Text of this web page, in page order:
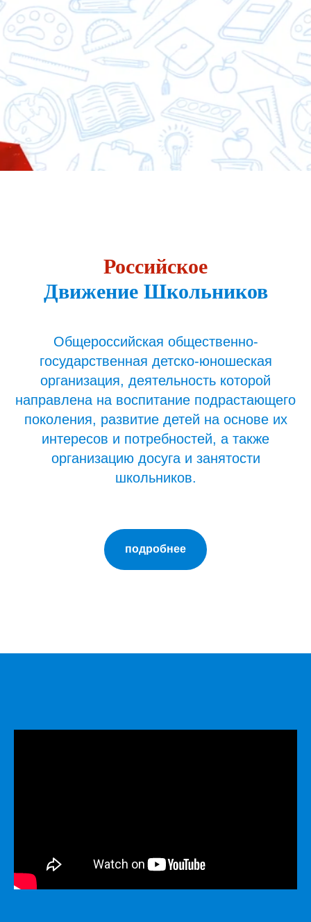
Российское
Движение Школьников
Общероссийская общественно-
государственная детско-юношеская
организация, деятельность которой
направлена на воспитание подрастающего
поколения, развитие детей на основе их
интересов и потребностей, а также
организацию досуга и занятости
школьников.
подробнее